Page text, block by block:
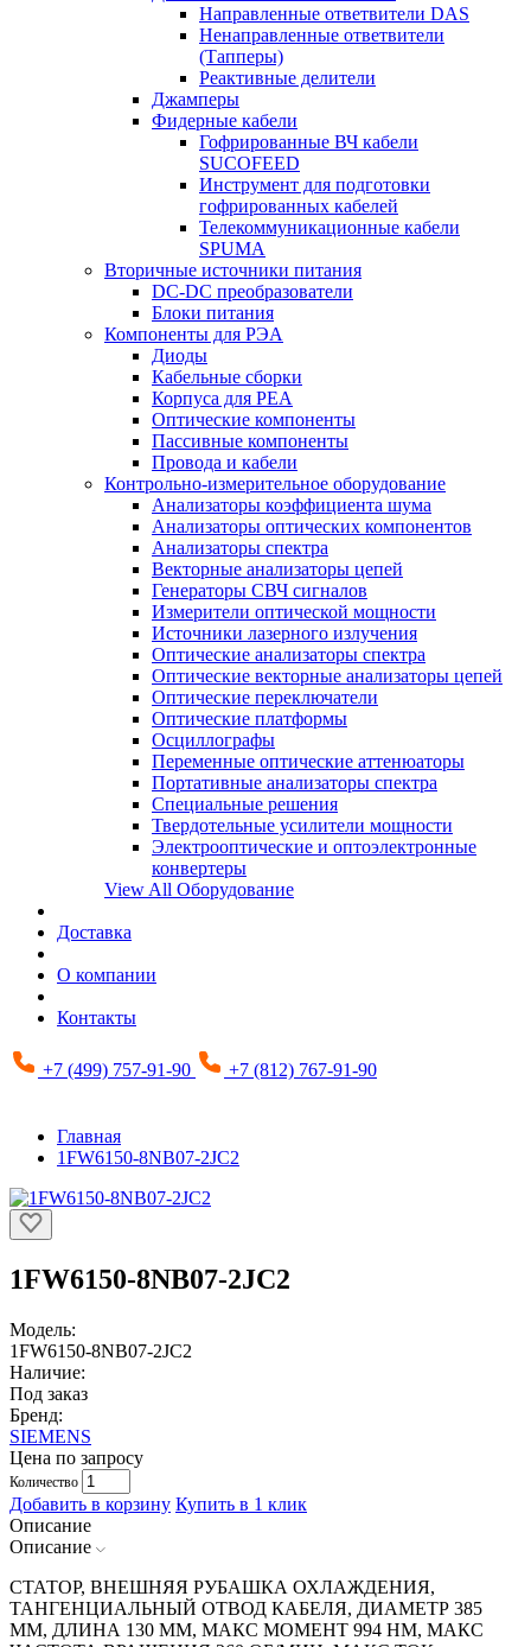
Направленные ответвители DAS
Ненаправленные ответвители
(Тапперы)
Реактивные делители
Джамперы
Фидерные кабели
Гофрированные ВЧ кабели
SUCOFEED
Инструмент для подготовки
гофрированных кабелей
Телекоммуникационные кабели
SPUMA
Вторичные источники питания
DC-DC преобразователи
Блоки питания
Компоненты для РЭА
Диоды
Кабельные сборки
Корпуса для РЕА
Оптические компоненты
Пассивные компоненты
Провода и кабели
Контрольно-измерительное оборудование
Анализаторы коэффициента шума
Анализаторы оптических компонентов
Анализаторы спектра
Векторные анализаторы цепей
Генераторы СВЧ сигналов
Измерители оптической мощности
Источники лазерного излучения
Оптические анализаторы спектра
Оптические векторные анализаторы цепей
Оптические переключатели
Оптические платформы
Осциллографы
Переменные оптические аттенюаторы
Портативные анализаторы спектра
Специальные решения
Твердотельные усилители мощности
Электрооптические и оптоэлектронные
конвертеры
View All Оборудование
Доставка
О компании
Контакты
+7 (499) 757-91-90 +7 (812) 767-91-90
Главная
1FW6150-8NB07-2JC2
1FW6150-8NB07-2JC2
Модель:
1FW6150-8NB07-2JC2
Наличие:
Под заказ
Бренд:
SIEMENS
Цена по запросу
Количество
Добавить в корзину Купить в 1 клик
Описание
Описание
СТАТОР, ВНЕШНЯЯ РУБАШКА ОХЛАЖДЕНИЯ,
ТАНГЕНЦИАЛЬНЫЙ ОТВОД КАБЕЛЯ, ДИАМЕТР 385
ММ, ДЛИНА 130 ММ, МАКС МОМЕНТ 994 HM, МАКС